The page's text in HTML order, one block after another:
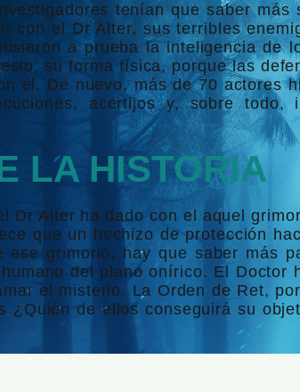
tenían que saber
con el Dr Alter, sus terribles
a prueba la inteligencia de
su forma física, porque las
él. De nuevo, más de 70 actores
acertijos y, sobre
LA HISTORIA
Dr Alter ha dado con el aquel
que un hechizo de protección
grimorio, hay que saber más
del plano onírico. El Doctor
el misterio. La Orden de Ret,
¿Quién de ellos conseguirá su